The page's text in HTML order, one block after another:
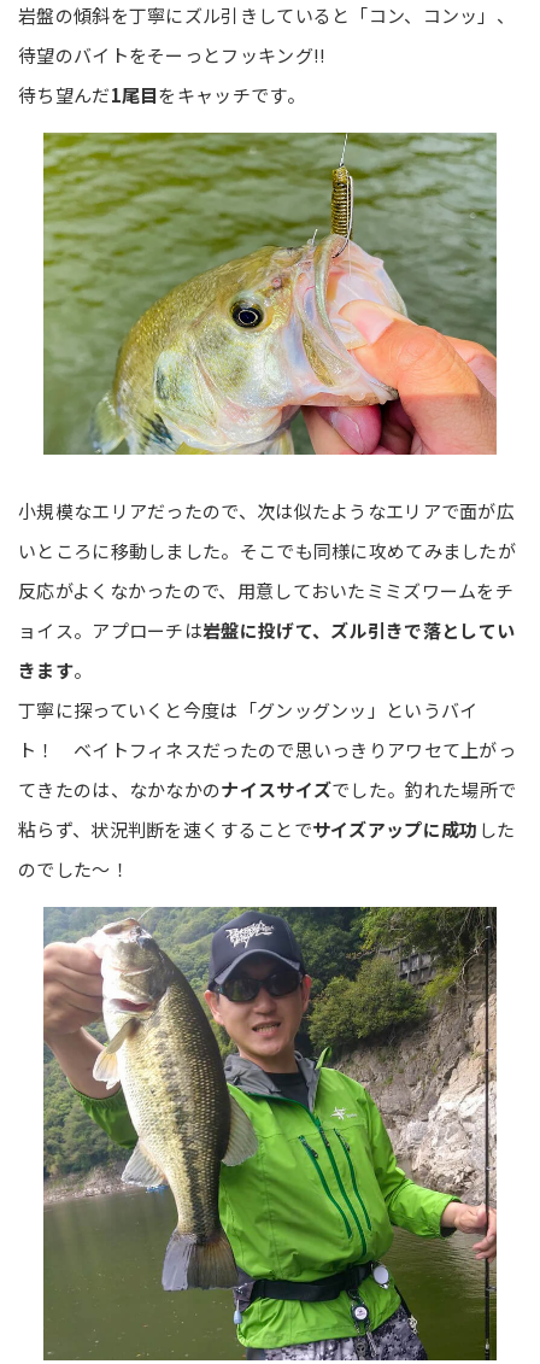
岩盤の傾斜を丁寧にズル引きしていると「コン、コンッ」、
待望のバイトをそーっとフッキング!!
待ち望んだ1尾目をキャッチです。
小規模なエリアだったので、次は似たようなエリアで面が広
いところに移動しました。そこでも同様に攻めてみましたが
反応がよくなかったので、用意しておいたミミズワームをチ
ョイス。アプローチは岩盤に投げて、ズル引きで落としてい
きます。
丁寧に探っていくと今度は「グンッグンッ」というバイ
ト！ ベイトフィネスだったので思いっきりアワセて上がっ
てきたのは、なかなかのナイスサイズでした。釣れた場所で
粘らず、状況判断を速くすることでサイズアップに成功 した
のでした～！